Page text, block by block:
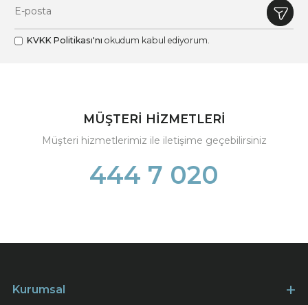
KVKK Politikası'nı okudum kabul ediyorum.
MÜŞTERİ HİZMETLERİ
Müşteri hizmetlerimiz ile iletişime geçebilirsiniz
444 7 020
Kurumsal